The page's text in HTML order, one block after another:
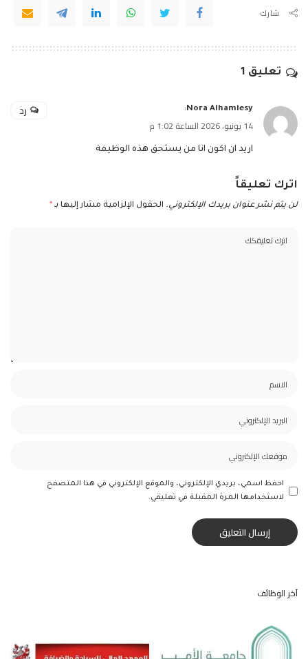
شارك
تعليق 1
Nora Alhamiesy
:
14 يونيو، 2026 الساعة 1:02 م
اريد ان اكون انا من يستحق هذه الوظيفة
رد
اترك تعليقاً
لن يتم نشر عنوان بريدك الإلكتروني. الحقول الإلزامية مشار إليها بـ *
احفظ اسمي، بريدي الإلكتروني، والموقع الإلكتروني في هذا المتصفح
لاستخدامها المرة المقبلة في تعليقي.
آخر الوظائف